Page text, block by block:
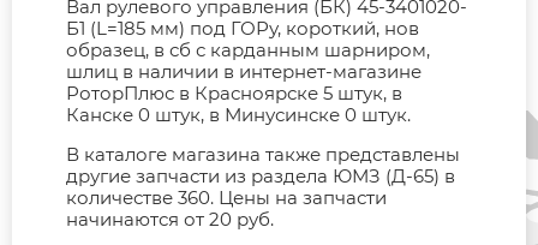
Вал рулевого управления (БК) 45-3401020-
Б1 (L=185 мм) под ГОРу, короткий, нов
образец, в сб с карданным шарниром,
шлиц в наличии в интернет-магазине
РоторПлюс в Красноярске 5 штук, в
Канске 0 штук, в Минусинске 0 штук.
В каталоге магазина также представлены
другие запчасти из раздела ЮМЗ (Д-65) в
количестве 360. Цены на запчасти
начинаются от 20 руб.